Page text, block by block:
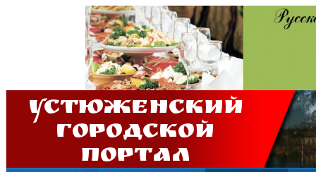
Устюженский
Городской
портал